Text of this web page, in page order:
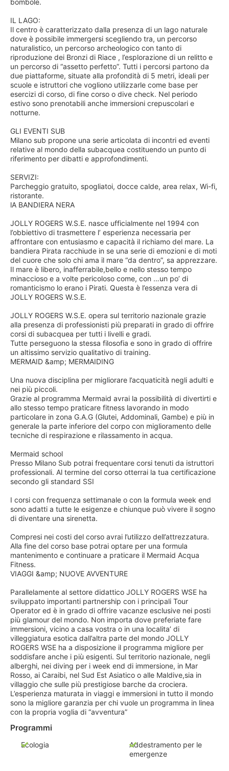
bombole.
IL LAGO:
Il centro è caratterizzato dalla presenza di un lago naturale
dove è possibile immergersi scegliendo tra, un percorso
naturalistico, un percorso archeologico con tanto di
riproduzione dei Bronzi di Riace , l’esplorazione di un relitto e
un percorso di “assetto perfetto”. Tutti i percorsi partono da
due piattaforme, situate alla profondità di 5 metri, ideali per
scuole e istruttori che vogliono utilizzarle come base per
esercizi di corso, di fine corso o dive check. Nel periodo
estivo sono prenotabili anche immersioni crepuscolari e
notturne.
GLI EVENTI SUB
Milano sub propone una serie articolata di incontri ed eventi
relative al mondo della subacquea costituendo un punto di
riferimento per dibatti e approfondimenti.
SERVIZI:
Parcheggio gratuito, spogliatoi, docce calde, area relax, Wi-fi,
ristorante.
lA BANDIERA NERA
JOLLY ROGERS W.S.E. nasce ufficialmente nel 1994 con
l’obbiettivo di trasmettere l’ esperienza necessaria per
affrontare con entusiasmo e capacità il richiamo del mare. La
bandiera Pirata racchiude in se una serie di emozioni e di moti
del cuore che solo chi ama il mare “da dentro”, sa apprezzare.
Il mare è libero, inafferrabile,bello e nello stesso tempo
minaccioso e a volte pericoloso come, con …un po’ di
romanticismo lo erano i Pirati. Questa è l’essenza vera di
JOLLY ROGERS W.S.E.
JOLLY ROGERS W.S.E. opera sul territorio nazionale grazie
alla presenza di professionisti più preparati in grado di offrire
corsi di subacquea per tutti i livelli e gradi.
Tutte perseguono la stessa filosofia e sono in grado di offrire
un altissimo servizio qualitativo di training.
MERMAID &amp; MERMAIDING
Una nuova disciplina per migliorare l’acquaticità negli adulti e
nei più piccoli.
Grazie al programma Mermaid avrai la possibilità di divertirti e
allo stesso tempo praticare fitness lavorando in modo
particolare in zona G.A.G (Glutei, Addominali, Gambe) e più in
generale la parte inferiore del corpo con miglioramento delle
tecniche di respirazione e rilassamento in acqua.
Mermaid school
Presso Milano Sub potrai frequentare corsi tenuti da istruttori
professionali. Al termine del corso otterrai la tua certificazione
secondo gli standard SSI
I corsi con frequenza settimanale o con la formula week end
sono adatti a tutte le esigenze e chiunque può vivere il sogno
di diventare una sirenetta.
Compresi nei costi del corso avrai l’utilizzo dell’attrezzatura.
Alla fine del corso base potrai optare per una formula
mantenimento e continuare a praticare il Mermaid Acqua
Fitness.
VIAGGI &amp; NUOVE AVVENTURE
Parallelamente al settore didattico JOLLY ROGERS WSE ha
sviluppato importanti partnership con i principali Tour
Operator ed è in grado di offrire vacanze esclusive nei posti
più glamour del mondo. Non importa dove preferiate fare
immersioni, vicino a casa vostra o in una localita’ di
villeggiatura esotica dall’altra parte del mondo JOLLY
ROGERS WSE ha a disposizione il programma migliore per
soddisfare anche i più esigenti. Sul territorio nazionale, negli
alberghi, nei diving per i week end di immersione, in Mar
Rosso, ai Caraibi, nel Sud Est Asiatico o alle Maldive,sia in
villaggio che sulle più prestigiose barche da crociera.
L’esperienza maturata in viaggi e immersioni in tutto il mondo
sono la migliore garanzia per chi vuole un programma in linea
con la propria voglia di “avventura”
Programmi
Ecologia
Addestramento per le
emergenze